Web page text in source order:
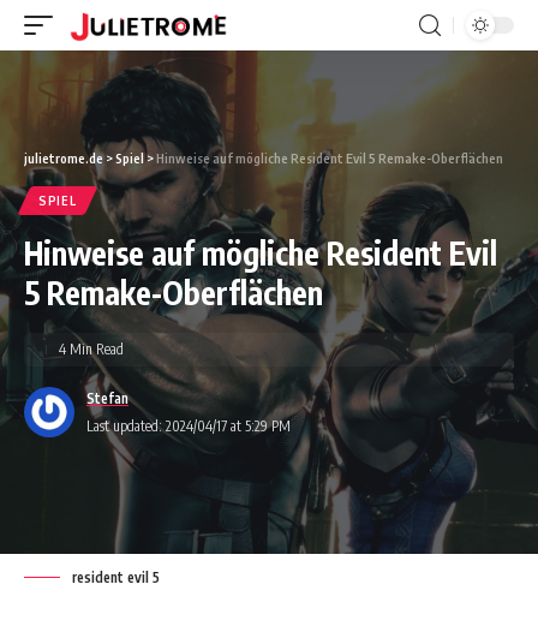
julietrome.de>Spiel>Hinweise auf mögliche Resident Evil 5 Remake-Oberflächen
SPIEL
Hinweise auf mögliche Resident Evil
5 Remake-Oberflächen
Last updated: 2024/04/17 at 5:29 PM
Stefan
4 Min Read
resident evil 5